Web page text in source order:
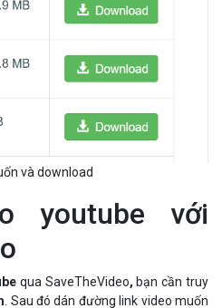
và download
youtube với
qua SaveTheVideo,bạn cần truy
. Sau đó dán đường link video muốn